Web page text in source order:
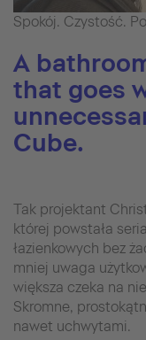
Spokój. Czystość.
A
that goes
Cube.
Tak projektant
której powstała
łazienkowych bez
mniej uwaga
większa czeka na
Skromne,
nawet uchwytami.